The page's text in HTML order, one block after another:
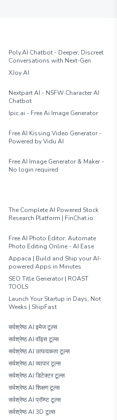
Poly.AI Chatbot - Deeper, Discreet
Conversations with Next-Gen
XJoy AI
Nextpart AI - NSFW Character AI
Chatbot
Ipic.ai - Free Ai Image Generator
Free AI Kissing Video Generator -
Powered by Vidu AI
Free AI Image Generator & Maker -
No login required
The Complete AI Powered Stock
Research Platform | FinChat.io
Free AI Photo Editor: Automate
Photo Editing Online - AI Ease
Appaca | Build and Ship your AI-
powered Apps in Minutes
SEO Title Generator | ROAST
TOOLS
Launch Your Startup in Days, Not
Weeks | ShipFast
सर्वश्रेष्ठ AI इमेज टूल्स
सर्वश्रेष्ठ AI वॉइस टूल्स
सर्वश्रेष्ठ AI उत्पादकता टूल्स
सर्वश्रेष्ठ AI व्यापार टूल्स
सर्वश्रेष्ठ AI डिटेक्टर टूल्स
सर्वश्रेष्ठ AI शिक्षण टूल्स
सर्वश्रेष्ठ AI प्रॉम्प्ट टूल्स
सर्वश्रेष्ठ AI 3D टूल्स